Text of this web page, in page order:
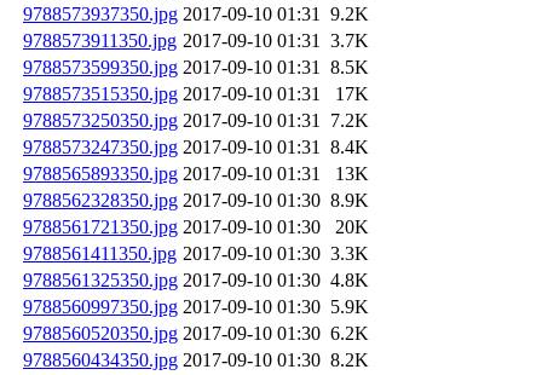
9788573937350.jpg 2017-09-10 01:31 9.2K
9788573911350.jpg 2017-09-10 01:31 3.7K
9788573599350.jpg 2017-09-10 01:31 8.5K
9788573515350.jpg 2017-09-10 01:31
17K
9788573250350.jpg 2017-09-10 01:31 7.2K
9788573247350.jpg 2017-09-10 01:31 8.4K
9788565893350.jpg 2017-09-10 01:31
13K
9788562328350.jpg 2017-09-10 01:30 8.9K
9788561721350.jpg 2017-09-10 01:30
20K
9788561411350.jpg 2017-09-10 01:30 3.3K
9788561325350.jpg 2017-09-10 01:30 4.8K
9788560997350.jpg 2017-09-10 01:30 5.9K
9788560520350.jpg 2017-09-10 01:30 6.2K
9788560434350.jpg 2017-09-10 01:30 8.2K